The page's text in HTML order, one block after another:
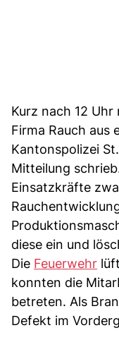
Kurz nach 12
Firma Rauch aus
Kantonspolizei
Mitteilung
Einsatzkräfte
diese ein und
Die Feuerwehr
konnten die
betreten. Als
Defekt im